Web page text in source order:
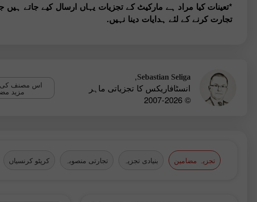
*تعینات کیا مراد ہے مارکیٹ کے تجزیات یہاں ارسال کیے جاتے
تجارت کرنے کے لئے ہدایات دینا نہیں.
Sebastian Seliga
,
انسٹافاریکس کا تجزیاتی ماہر
© 2007-2026
اس مصنف
مزید
تجزیہ مضامین بنیادی تجزیہ تجارتی منصوبہ کرپٹو کرنسیاں